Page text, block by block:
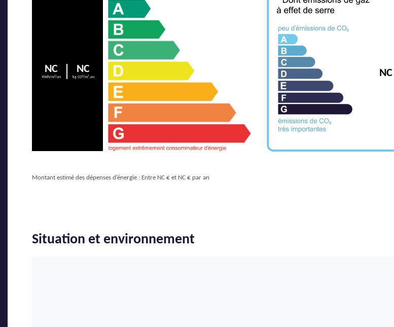
NC
KWh/m²/an
NC
kg CO²/m².an NC
Montant estimé des dépenses d’énergie : Entre NC € et NC € par an
Situation et environnement